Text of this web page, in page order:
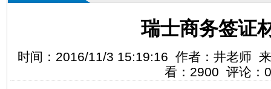
瑞士商务签证
时间：2016/11/3 15:19:16 作者：井老师
看：2900 评论：0